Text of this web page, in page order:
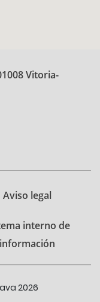
Vitoria-
Aviso legal
interno de
información
2026